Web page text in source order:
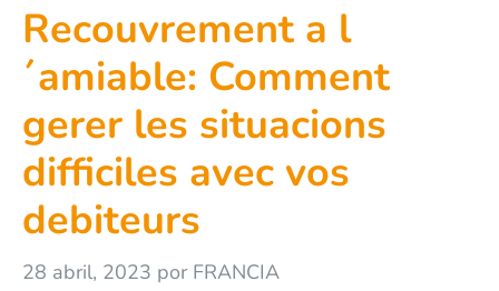
Recouvrement a l
´amiable: Comment
gerer les situacions
difficiles avec vos
debiteurs
28 abril, 2023 por FRANCIA